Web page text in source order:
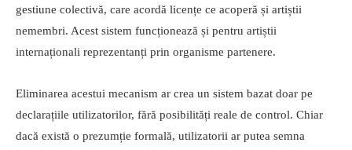
gestiune colectivă, care acordă licențe ce acoperă și artiștii
nemembri. Acest sistem funcționează și pentru artiștii
internaționali reprezentanți prin organisme partenere.
Eliminarea acestui mecanism ar crea un sistem bazat doar pe
declarațiile utilizatorilor, fără posibilități reale de control. Chiar
dacă există o prezumție formală, utilizatorii ar putea semna